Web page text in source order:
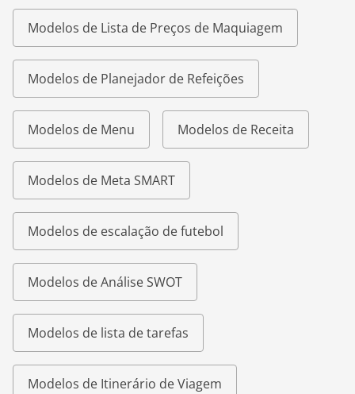
Modelos de Lista de Preços de Maquiagem
Modelos de Planejador de Refeições
Modelos de Menu Modelos de Receita
Modelos de Meta SMART
Modelos de escalação de futebol
Modelos de Análise SWOT
Modelos de lista de tarefas
Modelos de Itinerário de Viagem